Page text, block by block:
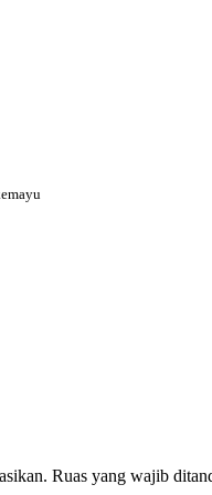
Ruas yang wajib